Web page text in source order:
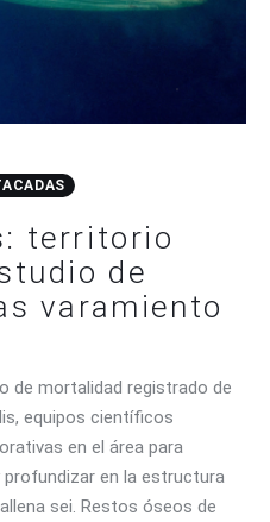
territorio
de
varamiento
de mortalidad registrado de
equipos científicos
en el área para
en la estructura
sei. Restos óseos de